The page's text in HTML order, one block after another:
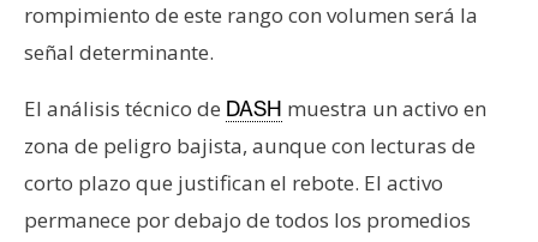
rompimiento de este rango con volumen será la
señal determinante.
El análisis técnico de DASH muestra un activo en
zona de peligro bajista, aunque con lecturas de
corto plazo que justifican el rebote. El activo
permanece por debajo de todos los promedios